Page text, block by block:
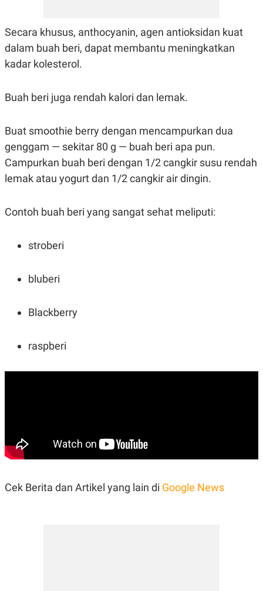
Secara khusus, anthocyanin, agen antioksidan kuat
dalam buah beri, dapat membantu meningkatkan
kadar kolesterol.
Buah beri juga rendah kalori dan lemak.
Buat smoothie berry dengan mencampurkan dua
genggam — sekitar 80 g — buah beri apa pun.
Campurkan buah beri dengan 1/2 cangkir susu rendah
lemak atau yogurt dan 1/2 cangkir air dingin.
Contoh buah beri yang sangat sehat meliputi:
stroberi
bluberi
Blackberry
raspberi
Cek Berita dan Artikel yang lain di Google News